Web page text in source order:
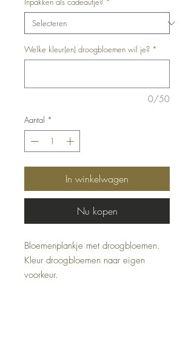
Welke kleur(en) droogbloemen wil je? *
0/50
Aantal *
In winkelwagen
Nu kopen
Bloemenplankje met droogbloemen.
Kleur droogbloemen naar eigen
voorkeur.